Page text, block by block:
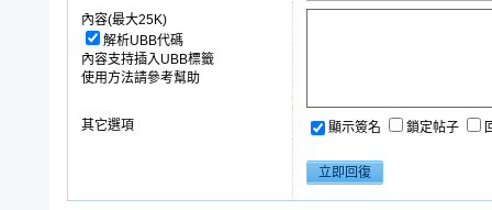
內容(最大25K)
解析UBB代碼
內容支持插入UBB標籤
使用方法請參考幫助
其它選項 顯示簽名 鎖定帖子